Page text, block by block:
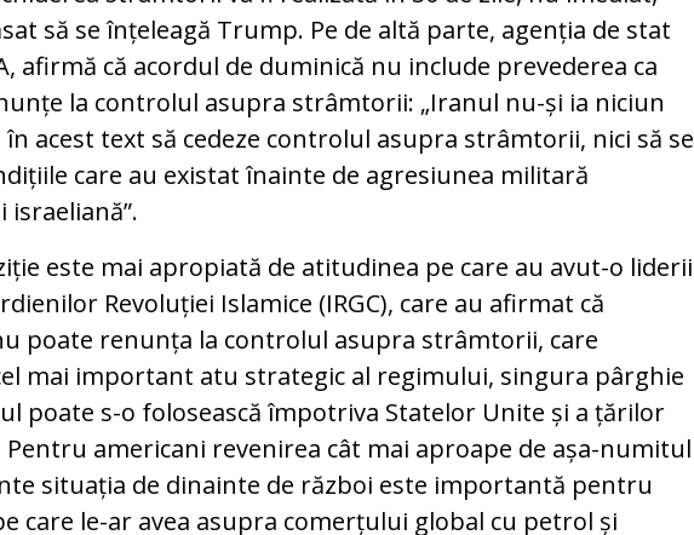
să se înțeleagă Trump. Pe de altă parte, agenția de stat
afirmă că acordul de duminică nu include prevederea ca
la controlul asupra strâmtorii: „Iranul nu-și ia niciun
acest text să cedeze controlul asupra strâmtorii, nici să se
care au existat înainte de agresiunea militară
israeliană”.
este mai apropiată de atitudinea pe care au avut-o liderii
Revoluției Islamice (IRGC), care au afirmat că
poate renunța la controlul asupra strâmtorii, care
mai important atu strategic al regimului, singura pârghie
poate s-o folosească împotriva Statelor Unite și a țărilor
americani revenirea cât mai aproape de așa-numitul
situația de dinainte de război este importantă pentru
care le-ar avea asupra comerțului global cu petrol și